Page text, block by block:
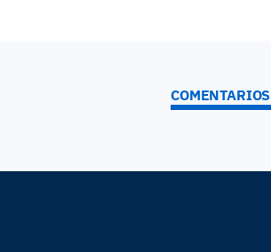
COMENTARIOS